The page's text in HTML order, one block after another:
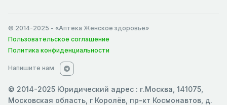
© 2014-2025 - «Аптека Женское здоровье»
Пользовательское соглашение
Политика конфиденциальности
Напишите нам
© 2014-2025 Юридический адрес : г.Москва, 141075,
Московская область, г Королёв, пр-кт Космонавтов, д.